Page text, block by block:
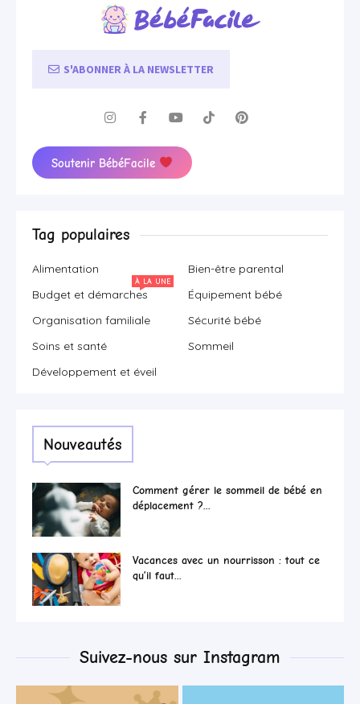
S'ABONNER À LA NEWSLETTER
Soutenir BébéFacile
Tag populaires
Alimentation
Bien-être parental
Budget et démarches
À LA UNE
Équipement bébé
Organisation familiale
Sécurité bébé
Soins et santé
Sommeil
Développement et éveil
Nouveautés
Comment gérer le sommeil de bébé en
déplacement ?...
Vacances avec un nourrisson : tout ce
qu’il faut...
Suivez-nous sur Instagram